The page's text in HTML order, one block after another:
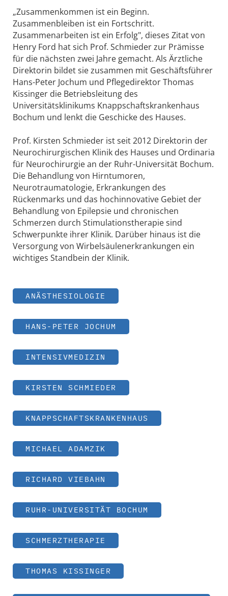
„Zusammenkommen ist ein Beginn.
Zusammenbleiben ist ein Fortschritt.
Zusammenarbeiten ist ein Erfolg", dieses Zitat von
Henry Ford hat sich Prof. Schmieder zur Prämisse
für die nächsten zwei Jahre gemacht. Als Ärztliche
Direktorin bildet sie zusammen mit Geschäftsführer
Hans-Peter Jochum und Pflegedirektor Thomas
Kissinger die Betriebsleitung des
Universitätsklinikums Knappschaftskrankenhaus
Bochum und lenkt die Geschicke des Hauses.
Prof. Kirsten Schmieder ist seit 2012 Direktorin der
Neurochirurgischen Klinik des Hauses und Ordinaria
für Neurochirurgie an der Ruhr-Universität Bochum.
Die Behandlung von Hirntumoren,
Neurotraumatologie, Erkrankungen des
Rückenmarks und das hochinnovative Gebiet der
Behandlung von Epilepsie und chronischen
Schmerzen durch Stimulationstherapie sind
Schwerpunkte ihrer Klinik. Darüber hinaus ist die
Versorgung von Wirbelsäulenerkrankungen ein
wichtiges Standbein der Klinik.
ANÄSTHESIOLOGIE
HANS-PETER JOCHUM
INTENSIVMEDIZIN
KIRSTEN SCHMIEDER
KNAPPSCHAFTSKRANKENHAUS
MICHAEL ADAMZIK
RICHARD VIEBAHN
RUHR-UNIVERSITÄT BOCHUM
SCHMERZTHERAPIE
THOMAS KISSINGER